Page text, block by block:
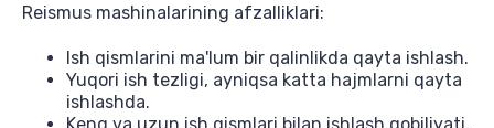
Reismus mashinalarining afzalliklari:
Ish qismlarini ma'lum bir qalinlikda qayta ishlash.
Yuqori ish tezligi, ayniqsa katta hajmlarni qayta
ishlashda.